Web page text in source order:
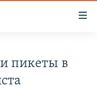
пикеты в